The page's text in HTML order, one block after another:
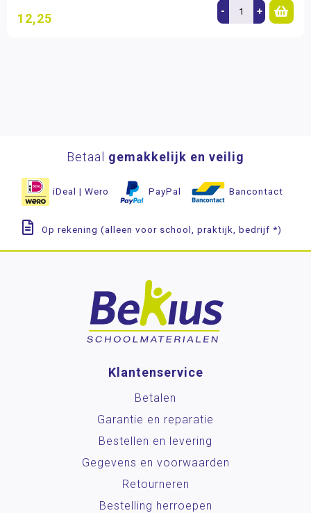
12,25 - +
Betaal gemakkelijk en veilig
iDeal | Wero PayPal Bancontact
Op rekening (alleen voor school, praktijk, bedrijf *)
Klantenservice
Betalen
Garantie en reparatie
Bestellen en levering
Gegevens en voorwaarden
Retourneren
Bestelling herroepen